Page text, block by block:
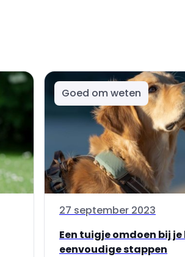
Goed om weten
27 september 2023
Een tuigje omdoen bij je
eenvoudige stappen